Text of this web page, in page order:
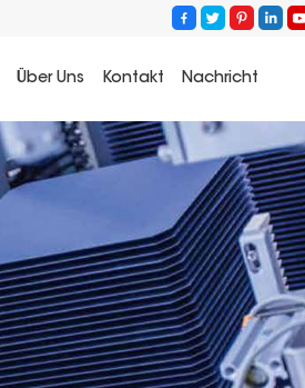
Über Uns Kontakt Nachricht